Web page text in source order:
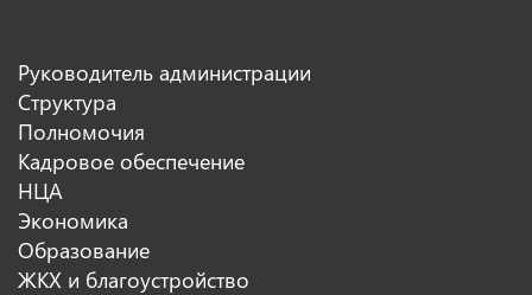
Руководитель администрации
Структура
Полномочия
Кадровое обеспечение
НЦА
Экономика
Образование
ЖКХ и благоустройство